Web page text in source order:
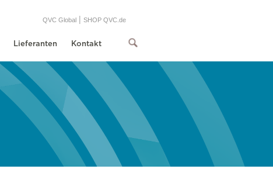
Lieferanten Kontakt
QVC Global | SHOP QVC.de